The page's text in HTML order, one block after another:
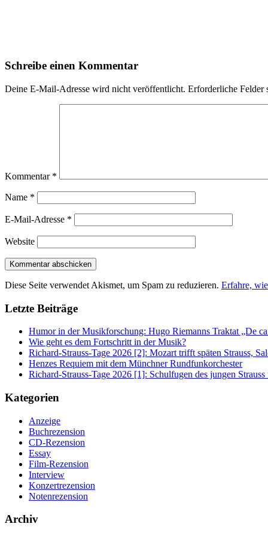
Schreibe einen Kommentar
Deine E-Mail-Adresse wird nicht veröffentlicht. Erforderliche Felder
Kommentar *
Name *
E-Mail-Adresse *
Website
Diese Seite verwendet Akismet, um Spam zu reduzieren. Erfahre,
Letzte Beiträge
Humor in der Musikforschung: Hugo Riemanns Traktat „De
Wie geht es dem Fortschritt in der Musik?
Richard-Strauss-Tage 2026 [2]: Mozart trifft späten Strauss,
Henzes Requiem mit dem Münchner Rundfunkorchester
Richard-Strauss-Tage 2026 [1]: Schulfugen des jungen
Kategorien
Anzeige
Buchrezension
CD-Rezension
Essay
Film-Rezension
Interview
Konzertrezension
Notenrezension
Archiv